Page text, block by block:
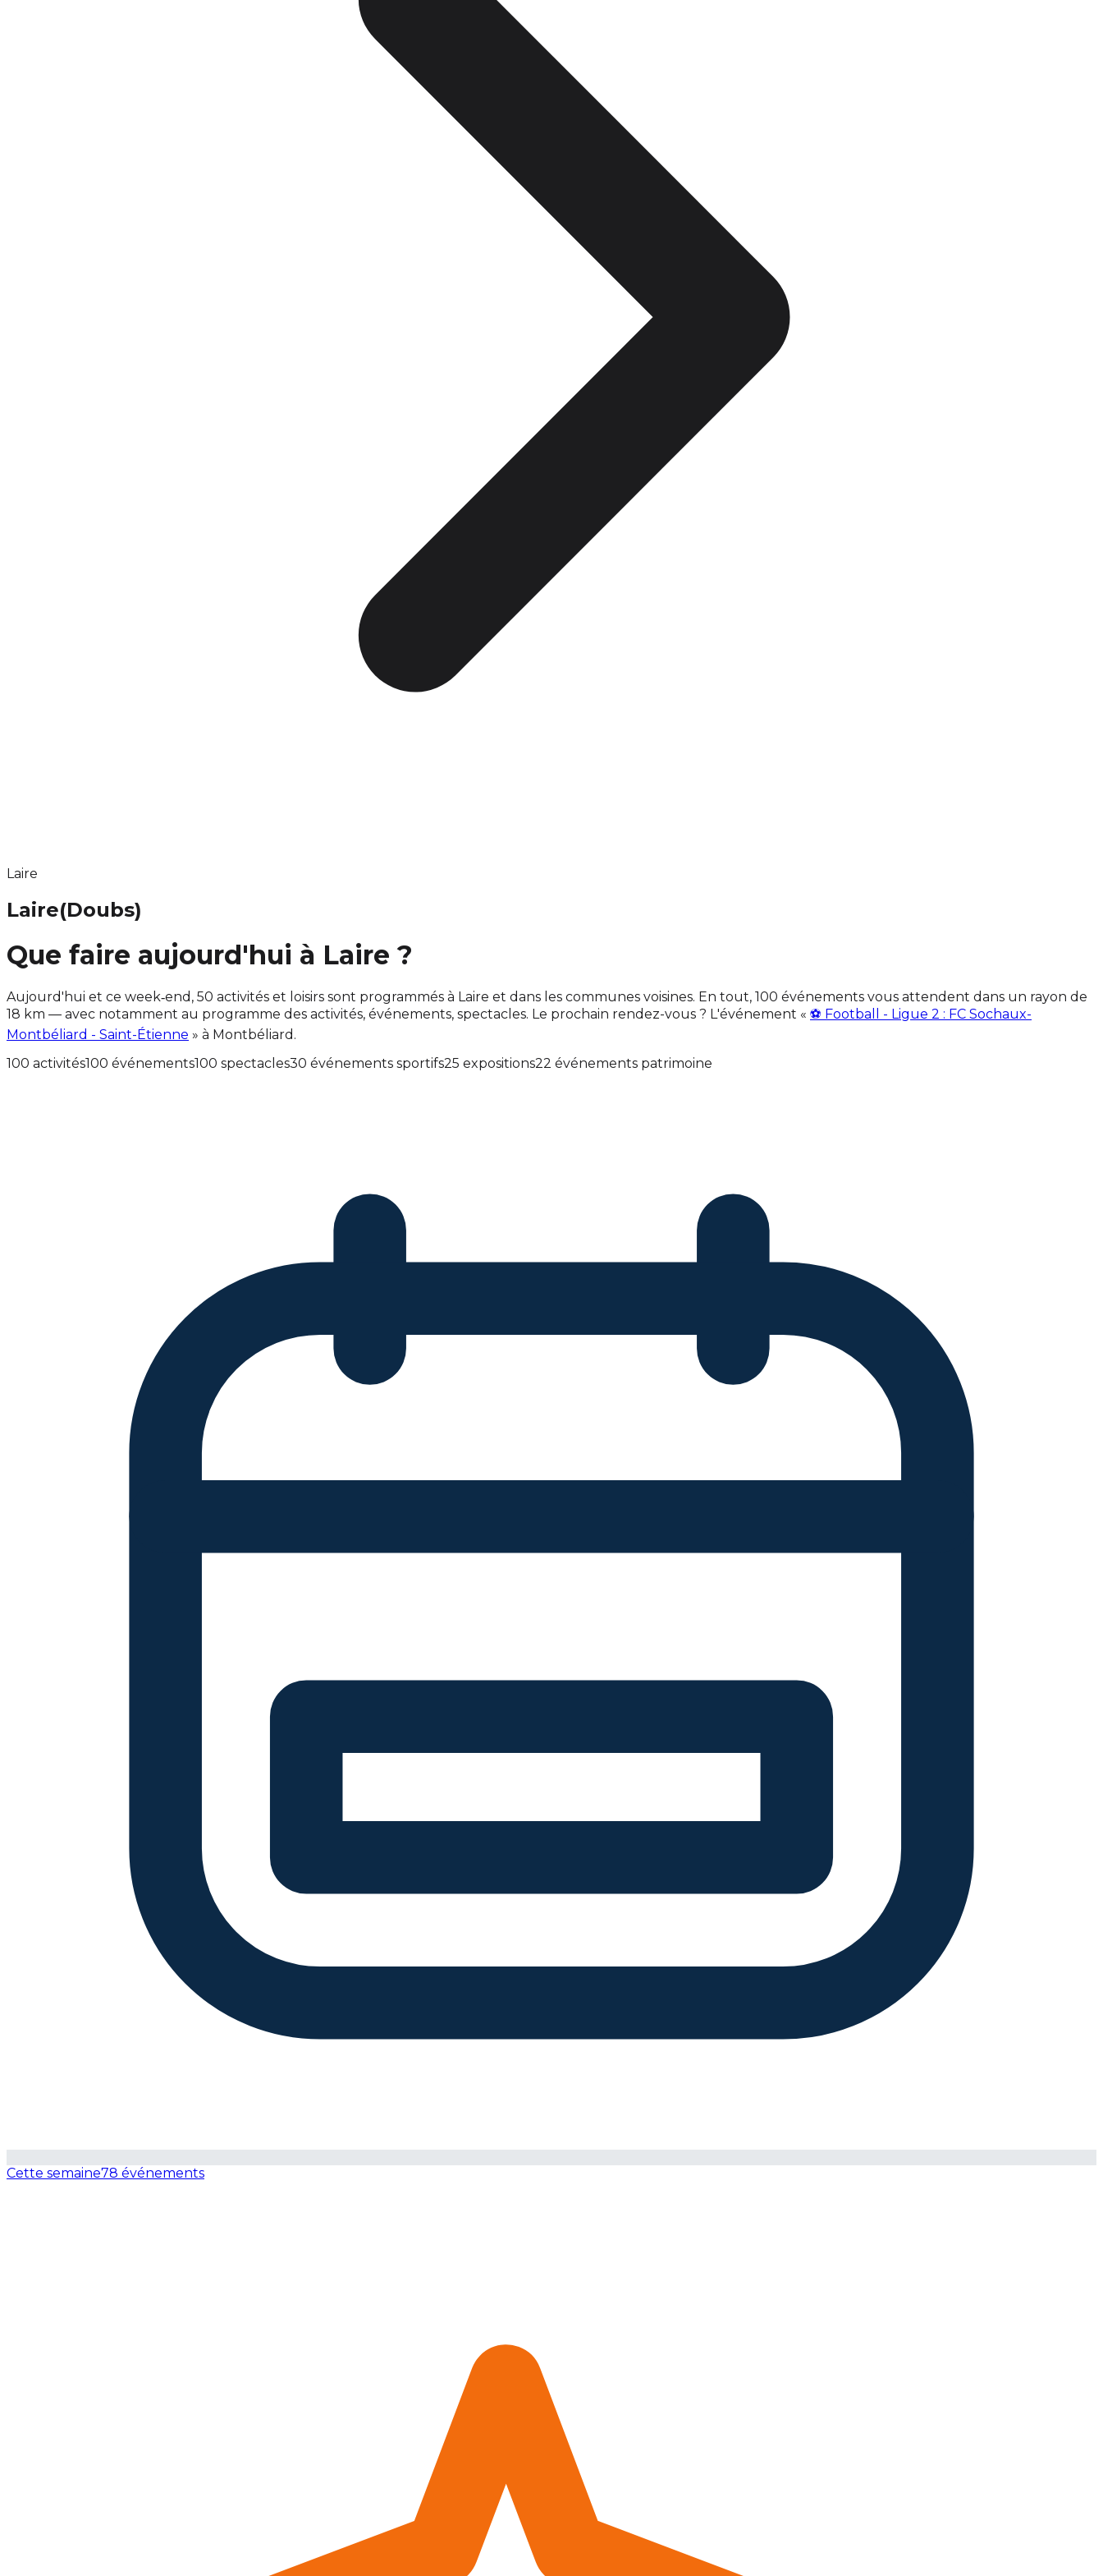
Laire
Laire(Doubs)
Que faire aujourd'hui à Laire ?
Aujourd'hui et ce week‑end, 50 activités et loisirs sont programmés à Laire et dans les communes voisines. En tout, 100 événements vous attendent dans un rayon de
18 km — avec notamment au programme des activités, événements, spectacles. Le prochain rendez-vous ? L'événement « ⚽ Football - Ligue 2 : FC Sochaux-
Montbéliard - Saint-Étienne » à Montbéliard.
100 activités100 événements100 spectacles30 événements sportifs25 expositions22 événements patrimoine
Cette semaine78 événements